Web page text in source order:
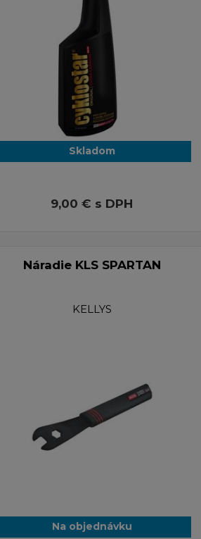
Skladom
9,00 € s DPH
Náradie KLS SPARTAN
KELLYS
Na objednávku